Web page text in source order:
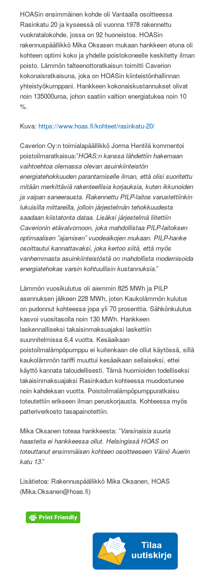
HOASin ensimmäinen kohde oli Vantaalla osoitteessa
Rasinkatu 20 ja kyseessä oli vuonna 1978 rakennettu
vuokratalokohde, jossa on 92 huoneistoa. HOASin
rakennuspäällikkö Mika Oksasen mukaan hankkeen etuna oli
kohteen optimi koko ja yhdelle poistokoneelle keskitetty ilman
poisto. Lämmön talteenottoratkaisun toimitti Caverion
kokonaisratkaisuna, joka on HOASin kiinteistönhallinnan
yhteistyökumppani. Hankkeen kokonaiskustannukset olivat
noin 135000uroa, johon saatiin valtion energiatukea noin 10
%.
Kuva: https://www.hoas.fi/kohteet/rasinkatu-20/
Caverion Oy:n toimialapäällikkö Jorma Hentilä kommentoi
poistoilmaratkaisua:”HOAS:n kanssa lähdettiin hakemaan
vaihtoehtoa olemassa olevan asuinkiinteistön
energiatehokkuuden parantamiselle ilman, että olisi suoritettu
mitään merkittäviä rakenteellisia korjauksia, kuten ikkunoiden
ja vaipan saneerausta. Rakennettu PILP-laitos varustettiinkin
lukuisilla mittareilla, jolloin järjestelmän tehokkuudesta
saadaan kiistatonta dataa. Lisäksi järjestelmä liitettiin
Caverionin etävalvomoon, joka mahdollistaa PILP-laitoksen
optimaalisen ”ajamisen” vuodeaikojen mukaan. PILP-hanke
osoittautui kannattavaksi, joka kertoo siitä, että myös
vanhemmasta asuinkiinteistöstä on mahdollista modernisoida
energiatehokas varsin kohtuullisin kustannuksia.”
Lämmön vuosikulutus oli aiemmin 825 MWh ja PILP
asennuksen jälkeen 228 MWh, joten Kaukolämmön kulutus
on pudonnut kohteessa jopa yli 70 prosenttia. Sähkönkulutus
kasvoi vuositasolla noin 130 MWh. Hankkeen
laskennalliseksi takaisinmaksuajaksi laskettiin
suunnitelmissa 6,4 vuotta. Kesäaikaan
poistoilmalämpöpumppu ei kuitenkaan ole ollut käytössä, sillä
kaukolämmön tariffi muuttui kesäaikaan sellaiseksi, ettei
käyttö kannata taloudellisesti. Tämä huomioiden todelliseksi
takaisinmaksuajaksi Rasinkadun kohteessa muodostunee
noin kahdeksan vuotta. Poistoilmalämpöpumppuratkaisu
toteutettiin erikseen ilman peruskorjausta. Kohteessa myös
patteriverkosto tasapainotettiin.
Mika Oksanen toteaa hankkeesta: ”Varsinaisia suuria
haasteita ei hankkeessa ollut. Helsingissä HOAS on
toteuttanut ensimmäisen kohteen osoitteeseen Väinö Auerin
katu 13.”
Lisätietoa: Rakennuspäällikkö Mika Oksanen, HOAS
(Mika.Oksanen@hoas.fi)